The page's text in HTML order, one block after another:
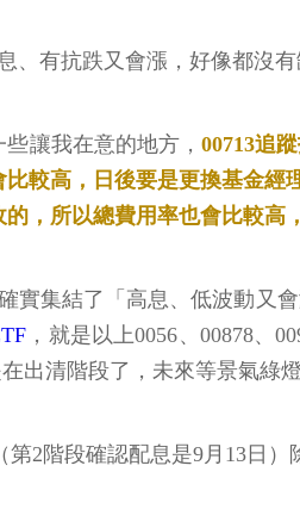
、有抗跌又會漲，好像都沒有
讓我在意的地方， 00713追
較高，日後要是更換基金經
，所以總費用率也會比較高
實集結了「高息、低波動又
，就是以上0056、00878、
出清階段了，未來等景氣綠
第2階段確認配息是9月13日